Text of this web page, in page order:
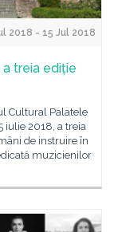
2018 - 15 Jul 2018
treia ediție
Cultural Palatele
iulie 2018, a treia
de instruire în
muzicienilor